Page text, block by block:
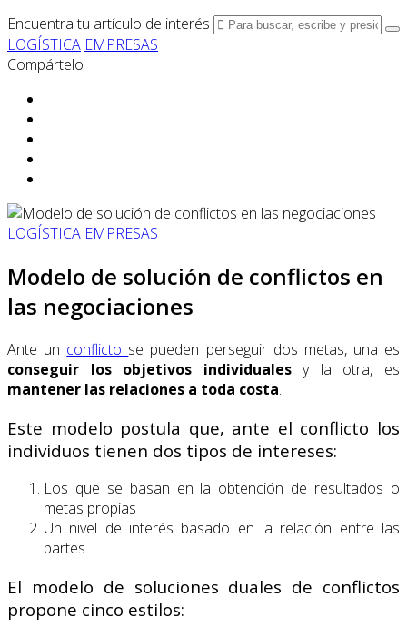
Encuentra tu artículo de interés
LOGÍSTICA EMPRESAS
Compártelo
LOGÍSTICA EMPRESAS
Modelo de solución de conflictos en
las negociaciones
Ante un conflicto se pueden perseguir dos metas, una es
conseguir los objetivos individualesy la otra, es
mantener las relaciones a toda costa.
Este modelo postula que, ante el conflicto los
individuos tienen dos tipos de intereses:
Los que se basan en la obtención de resultados o
metas propias
Un nivel de interés basado en la relación entre las
partes
El modelo de soluciones duales de conflictos
propone cinco estilos: